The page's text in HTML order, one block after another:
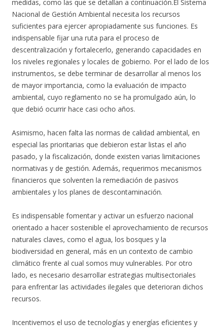
medidas, como las que se detallan a continuación.El Sistema
Nacional de Gestión Ambiental necesita los recursos
suficientes para ejercer apropiadamente sus funciones. Es
indispensable fijar una ruta para el proceso de
descentralización y fortalecerlo, generando capacidades en
los niveles regionales y locales de gobierno. Por el lado de los
instrumentos, se debe terminar de desarrollar al menos los
de mayor importancia, como la evaluación de impacto
ambiental, cuyo reglamento no se ha promulgado aún, lo
que debió ocurrir hace casi ocho años.
Asimismo, hacen falta las normas de calidad ambiental, en
especial las prioritarias que debieron estar listas el año
pasado, y la fiscalización, donde existen varias limitaciones
normativas y de gestión. Además, requerimos mecanismos
financieros que solventen la remediación de pasivos
ambientales y los planes de descontaminación.
Es indispensable fomentar y activar un esfuerzo nacional
orientado a hacer sostenible el aprovechamiento de recursos
naturales claves, como el agua, los bosques y la
biodiversidad en general, más en un contexto de cambio
climático frente al cual somos muy vulnerables. Por otro
lado, es necesario desarrollar estrategias multisectoriales
para enfrentar las actividades ilegales que deterioran dichos
recursos.
Incentivemos el uso de tecnologías y energías eficientes y